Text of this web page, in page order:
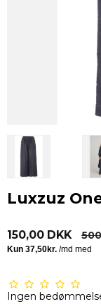
Luxzuz
150,00 DKK
Ingen